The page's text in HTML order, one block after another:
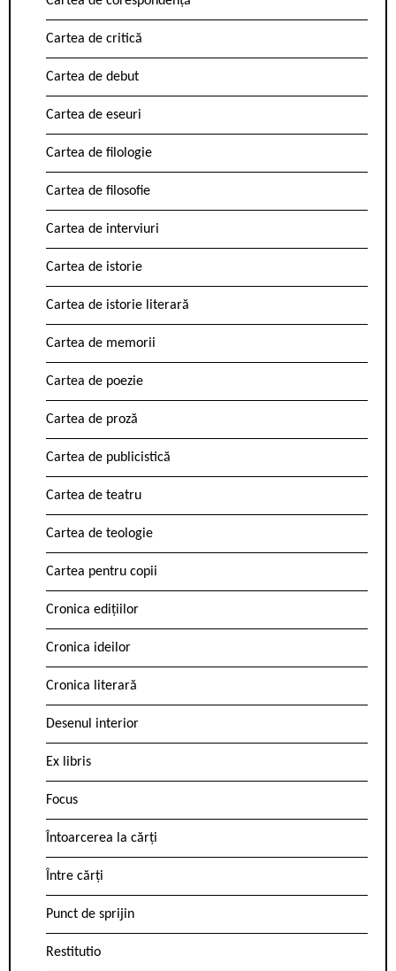
Cartea de critică
Cartea de debut
Cartea de eseuri
Cartea de filologie
Cartea de filosofie
Cartea de interviuri
Cartea de istorie
Cartea de istorie literară
Cartea de memorii
Cartea de poezie
Cartea de proză
Cartea de publicistică
Cartea de teatru
Cartea de teologie
Cartea pentru copii
Cronica edițiilor
Cronica ideilor
Cronica literară
Desenul interior
Ex libris
Focus
Întoarcerea la cărți
Între cărți
Punct de sprijin
Restitutio